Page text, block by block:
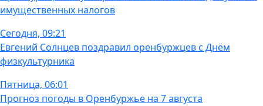
имущественных налогов
Сегодня, 09:21
Евгений Солнцев поздравил оренбуржцев с Днём
физкультурника
Пятница, 06:01
Прогноз погоды в Оренбуржье на 7 августа